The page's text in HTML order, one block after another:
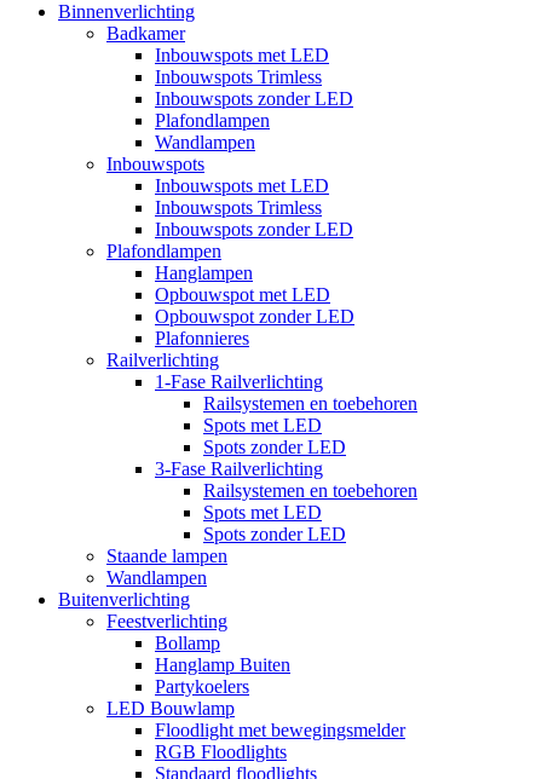
Binnenverlichting
Badkamer
Inbouwspots met LED
Inbouwspots Trimless
Inbouwspots zonder LED
Plafondlampen
Wandlampen
Inbouwspots
Inbouwspots met LED
Inbouwspots Trimless
Inbouwspots zonder LED
Plafondlampen
Hanglampen
Opbouwspot met LED
Opbouwspot zonder LED
Plafonnieres
Railverlichting
1-Fase Railverlichting
Railsystemen en toebehoren
Spots met LED
Spots zonder LED
3-Fase Railverlichting
Railsystemen en toebehoren
Spots met LED
Spots zonder LED
Staande lampen
Wandlampen
Buitenverlichting
Feestverlichting
Bollamp
Hanglamp Buiten
Partykoelers
LED Bouwlamp
Floodlight met bewegingsmelder
RGB Floodlights
Standaard floodlights